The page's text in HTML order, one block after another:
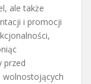
ale także
i promocji
przed
wolnostojących